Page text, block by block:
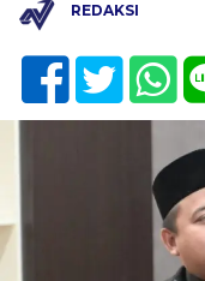
REDAKSI